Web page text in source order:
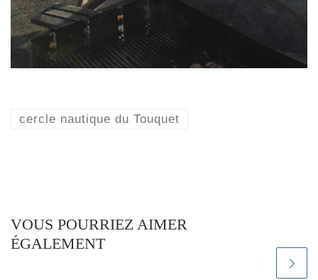
cercle nautique du Touquet
VOUS POURRIEZ AIMER
ÉGALEMENT